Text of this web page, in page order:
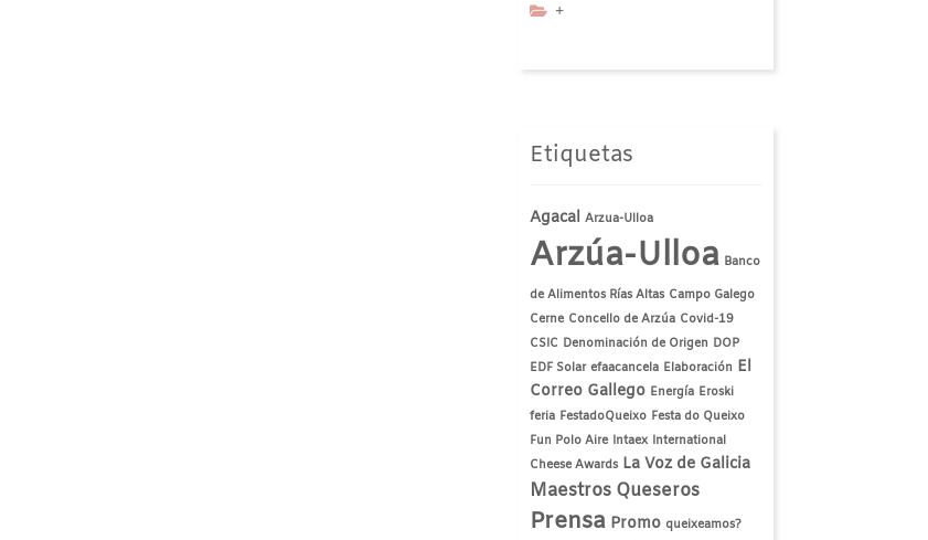
+
Etiquetas
Agacal Arzua-Ulloa
Arzúa-Ulloa Banco
de Alimentos Rías Altas Campo Galego
Cerne Concello de Arzúa Covid-19
CSIC Denominación de Origen DOP
EDF Solar efaacancela Elaboración El
Correo Gallego Energía Eroski
feria FestadoQueixo Festa do Queixo
Fun Polo Aire Intaex International
Cheese Awards La Voz de Galicia
Maestros Queseros
Prensa Promo queixeamos?